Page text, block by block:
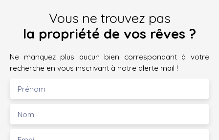
Vous ne trouvez pas
la propriété de vos rêves ?
Ne manquez plus aucun bien correspondant à votre
recherche en vous inscrivant à notre alerte mail !
Prénom
Nom